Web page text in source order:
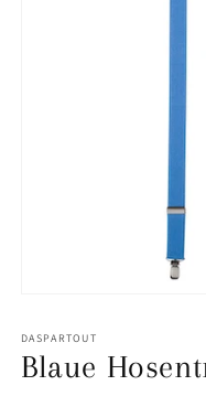
in
öffnen
DASPARTOUT
Blaue